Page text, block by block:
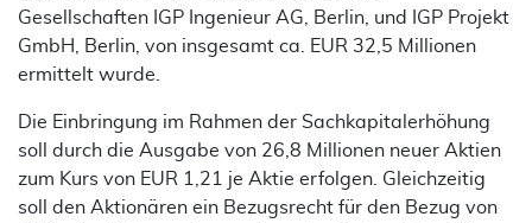
Gesellschaften IGP Ingenieur AG, Berlin, und IGP Projekt
GmbH, Berlin, von insgesamt ca. EUR 32,5 Millionen
ermittelt wurde.
Die Einbringung im Rahmen der Sachkapitalerhöhung
soll durch die Ausgabe von 26,8 Millionen neuer Aktien
zum Kurs von EUR 1,21 je Aktie erfolgen. Gleichzeitig
soll den Aktionären ein Bezugsrecht für den Bezug von